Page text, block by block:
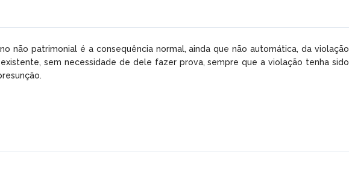
não patrimonial é a consequência normal, ainda que não automática, da violação
sem necessidade de dele fazer prova, sempre que a violação tenha sido